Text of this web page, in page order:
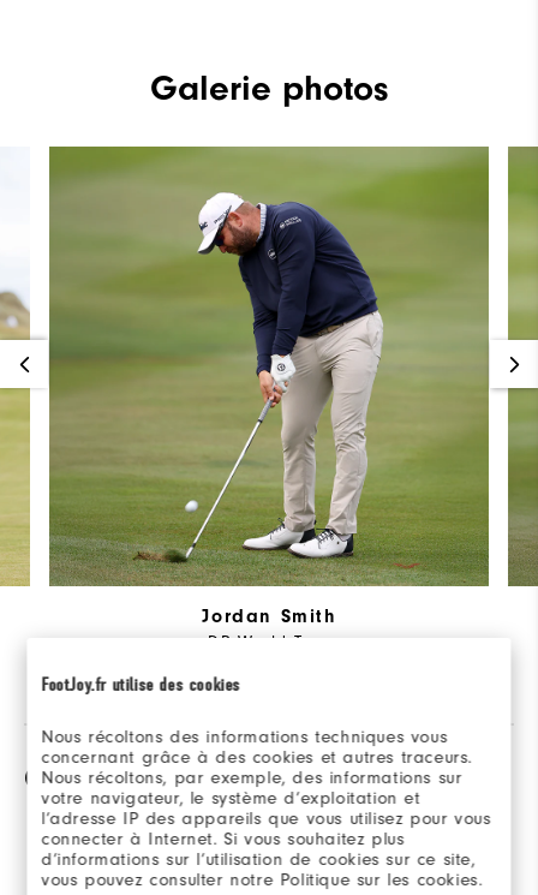
FootJoy.fr utilise des cookies
Nous récoltons des informations techniques vous
concernant grâce à des cookies et autres traceurs.
Nous récoltons, par exemple, des informations sur
votre navigateur, le système d’exploitation et
l’adresse IP des appareils que vous utilisez pour vous
connecter à Internet. Si vous souhaitez plus
d’informations sur l’utilisation de cookies sur ce site,
vous pouvez consulter notre Politique sur les cookies.
Galerie photos
Jordan Smith
DP World Tour
Comparaison
Premiere Series
Sélectionner un